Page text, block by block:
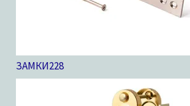
ЗАМКИ228